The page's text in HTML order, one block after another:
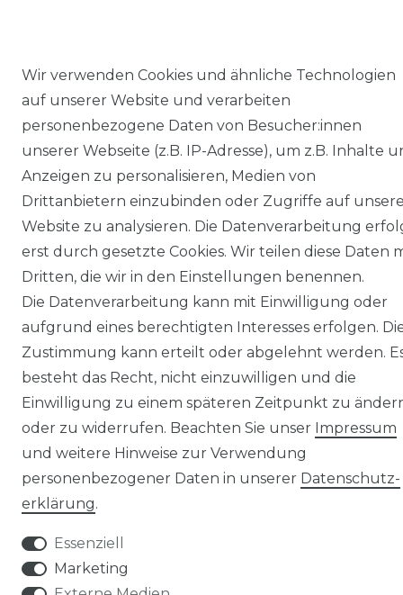
Wir verwenden Cookies und ähnliche Technologien
auf unserer Website und verarbeiten
personenbezogene Daten von Besucher:innen
unserer Webseite (z.B. IP-Adresse), um z.B. Inhalte
Anzeigen zu personalisieren, Medien von
Drittanbietern einzubinden oder Zugriffe auf
Website zu analysieren. Die Datenverarbeitung
erst durch gesetzte Cookies. Wir teilen diese Daten
Dritten, die wir in den Einstellungen benennen.
Die Datenverarbeitung kann mit Einwilligung oder
aufgrund eines berechtigten Interesses erfolgen.
Zustimmung kann erteilt oder abgelehnt werden.
besteht das Recht, nicht einzuwilligen und die
Einwilligung zu einem späteren Zeitpunkt zu
oder zu widerrufen. Beachten Sie unser Impressum
und weitere Hinweise zur Verwendung
personenbezogener Daten in unserer Daten­schutz­
erklärung.
Essenziell
Marketing